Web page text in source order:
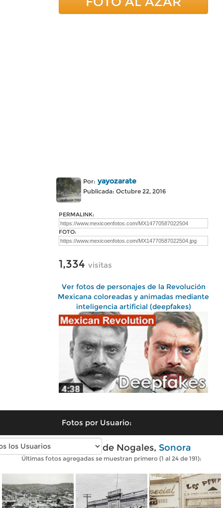
Por: yayozarate
Publicada: Octubre 22, 2016
PERMALINK:
FOTO:
1,334 visitas
Ver fotos de personajes de la Revolución
Mexicana coloreadas y animadas mediante
inteligencia artificial (deepfakes)
Fotos por Usuario:
Fotos antiguas de Nogales, Sonora
Últimas fotos agregadas se muestran primero (1 al 24 de 191):